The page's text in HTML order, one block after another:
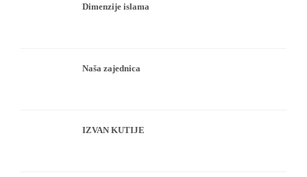
Dimenzije islama
Naša zajednica
IZVAN KUTIJE